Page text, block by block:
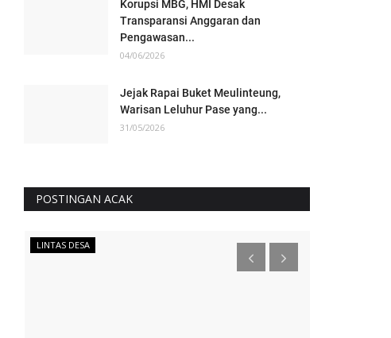
Korupsi MBG, HMI Desak
Transparansi Anggaran dan
Pengawasan...
04/06/2026
Jejak Rapai Buket Meulinteung,
Warisan Leluhur Pase yang...
31/05/2026
POSTINGAN ACAK
LINTAS DESA